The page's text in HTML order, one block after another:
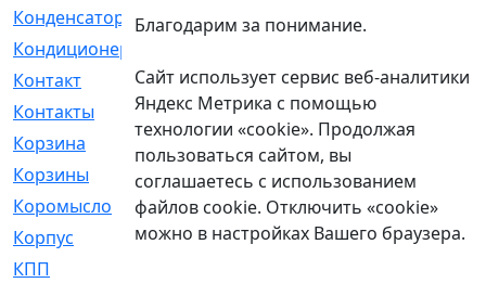
Конденсатор
[1]
Кондиционер
Контакт
[3]
Контакты
[4]
Корзина
[1]
Корзины
[159]
Коромысло
[6]
Корпус
[41]
КПП
Благодарим за понимание.
Сайт использует сервис веб-аналитики
Яндекс Метрика с помощью
технологии «cookie». Продолжая
пользоваться сайтом, вы
соглашаетесь с использованием
файлов cookie. Отключить «cookie»
можно в настройках Вашего браузера.